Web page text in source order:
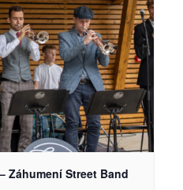
Záhumení Street Band